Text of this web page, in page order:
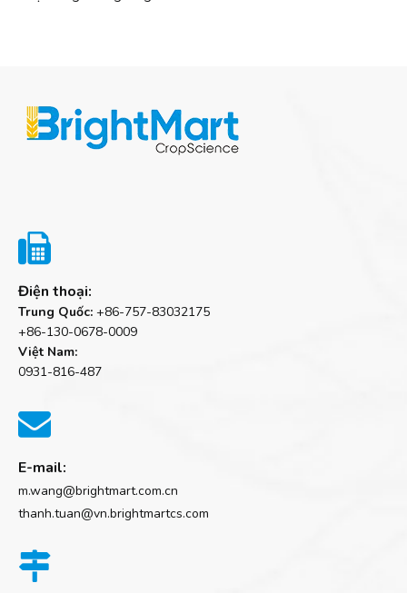

Điện thoại:
Trung Quốc: +86-757-83032175
+86-130-0678-0009
Việt Nam:
0931-816-487

E-mail:
m.wang@brightmart.com.cn
thanh.tuan@vn.brightmartcs.com
